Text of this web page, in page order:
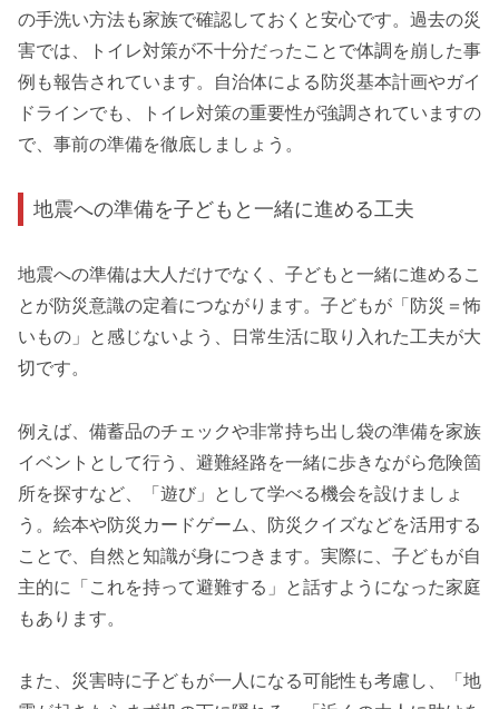
の手洗い方法も家族で確認しておくと安心です。過去の災
害では、トイレ対策が不十分だったことで体調を崩した事
例も報告されています。自治体による防災基本計画やガイ
ドラインでも、トイレ対策の重要性が強調されていますの
で、事前の準備を徹底しましょう。
地震への準備を子どもと一緒に進める工夫
地震への準備は大人だけでなく、子どもと一緒に進めるこ
とが防災意識の定着につながります。子どもが「防災＝怖
いもの」と感じないよう、日常生活に取り入れた工夫が大
切です。
例えば、備蓄品のチェックや非常持ち出し袋の準備を家族
イベントとして行う、避難経路を一緒に歩きながら危険箇
所を探すなど、「遊び」として学べる機会を設けましょ
う。絵本や防災カードゲーム、防災クイズなどを活用する
ことで、自然と知識が身につきます。実際に、子どもが自
主的に「これを持って避難する」と話すようになった家庭
もあります。
また、災害時に子どもが一人になる可能性も考慮し、「地